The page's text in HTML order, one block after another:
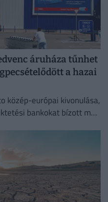
áruháza tűnhet
a hazai
közép-európai kivonulása,
bankokat bízott meg